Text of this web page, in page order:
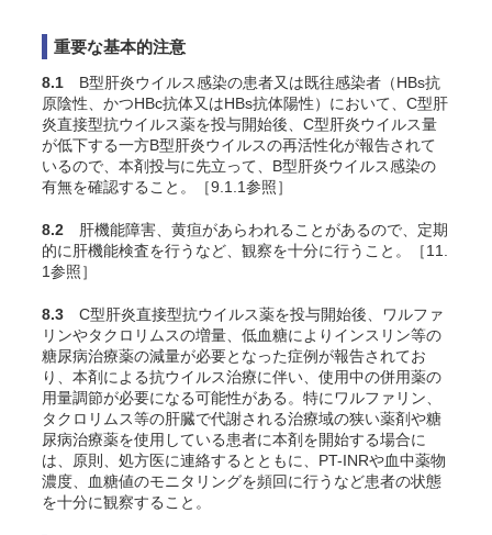
重要な基本的注意
8.1 B型肝炎ウイルス感染の患者又は既往感染者（HBs抗
原陰性、かつHBc抗体又はHBs抗体陽性）において、C型肝
炎直接型抗ウイルス薬を投与開始後、C型肝炎ウイルス量
が低下する一方B型肝炎ウイルスの再活性化が報告されて
いるので、本剤投与に先立って、B型肝炎ウイルス感染の
有無を確認すること。［9.1.1参照］
8.2 肝機能障害、黄疸があらわれることがあるので、定期
的に肝機能検査を行うなど、観察を十分に行うこと。［11.
1参照］
8.3 C型肝炎直接型抗ウイルス薬を投与開始後、ワルファ
リンやタクロリムスの増量、低血糖によりインスリン等の
糖尿病治療薬の減量が必要となった症例が報告されてお
り、本剤による抗ウイルス治療に伴い、使用中の併用薬の
用量調節が必要になる可能性がある。特にワルファリン、
タクロリムス等の肝臓で代謝される治療域の狭い薬剤や糖
尿病治療薬を使用している患者に本剤を開始する場合に
は、原則、処方医に連絡するとともに、PT-INRや血中薬物
濃度、血糖値のモニタリングを頻回に行うなど患者の状態
を十分に観察すること。